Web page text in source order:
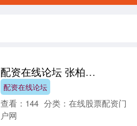
配资在线论坛 张柏芝阿娇为何同意陈冠希拍摄？18年过去，终于可以换个角度看了
配资在线论坛
查看： 144 分类：在线股票配资门
户网